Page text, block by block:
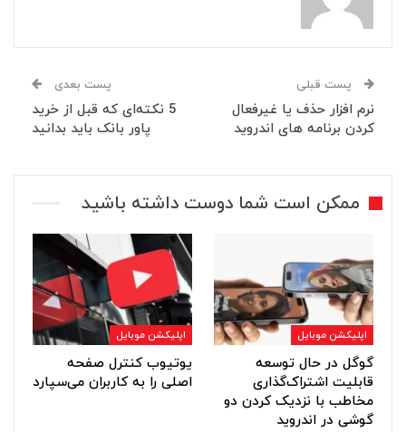
پست قبلی
نرم افزار حذف یا غیرفعال
کردن برنامه های اندروید
پست بعدی
5 نکته‌ای که قبل از خرید
پاور بانک باید بدانید
ممکن است شما دوست داشته باشید
اپلیکشن موبایل
گوگل در حال توسعه
قابلیت اشتراک‌گذاری
مخاطب با نزدیک کردن دو
گوشی در اندروید
اپلیکشن موبایل
یوتیوب کنترل صفحه
اصلی را به کاربران می‌سپارد